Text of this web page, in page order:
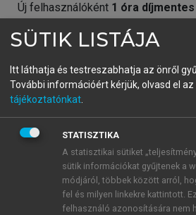
Új felhasználóként 1 óra
fiókoddal,vagy hozz
A regisztráció után apróbaidőszak
BELÉPÉS SAJÁT
ÚJ FIÓK
1 óra díjmentes hozzáférés
SÜTIK LISTÁJA
Itt láthatja és testreszabhatja az önről
További információért kérjük, olvasd el az
tájékoztatónkat
STATISZTIKA
A statisztikai sütiket
sütik információkat gyűjtenek a
módjáról, többek között arról,
fel és milyen linkekre kattintott.
felhasználó azonosítására nem